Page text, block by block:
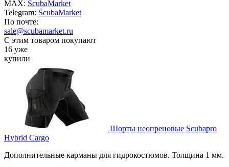
MAX: ScubaMarket
Telegram: ScubaMarket
По почте:
sale@scubamarket.ru
С этим товаром покупают
16 уже
купили
Шорты неопреновые Scubapro
Hybrid Cargo
Дополнительные карманы для гидрокостюмов. Толщина 1 мм.